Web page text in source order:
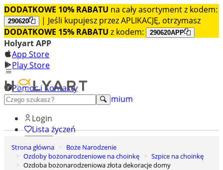
DODATKOWE 10% RABATU na cały asortyment z kodem:
290620
| Jeśli kupujesz przez APLIKACJĘ, otrzymasz
DODATKOWE 15% RABATU z kodem: 290620APP
Holyart APP
App Store
Play Store
Pomoc i Kontakty
+48 222 922 860
Odkryj premium
Login
Lista życzeń
0
Koszyk
Strona główna
Boże Narodzenie
Ozdoby bożonarodzeniowe na choinkę
Szpice na choinkę
Ozdoba bożonarodzeniowa złota dekoracje domy